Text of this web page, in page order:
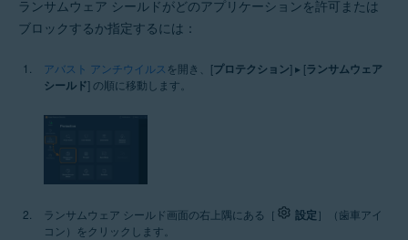
ランサムウェア シールドがどのアプリケーションを許可または
ブロックするか指定するには：
アバスト アンチウイルス を開き、[プロテクション] ▸ [ランサムウェア
シールド] の順に移動します。
ランサムウェア シールド画面の右上隅にある［ 設定 ］（歯車アイ
コン）をクリックします。